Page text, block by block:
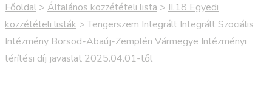
Főoldal > Általános közzétételi lista > II.18 Egyedi
közzétételi listák >Tengerszem Integrált Integrált Szociális
Intézmény Borsod-Abaúj-Zemplén Vármegye Intézményi
térítési díj javaslat 2025.04.01-től